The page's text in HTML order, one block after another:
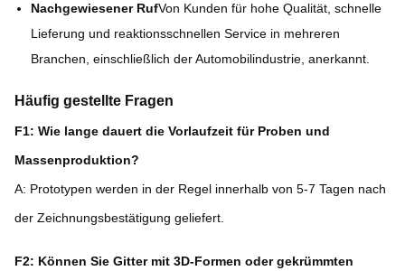
Nachgewiesener RufVon Kunden für hohe Qualität, schnelle
Lieferung und reaktionsschnellen Service in mehreren
Branchen, einschließlich der Automobilindustrie, anerkannt.
Häufig gestellte Fragen
F1: Wie lange dauert die Vorlaufzeit für Proben und
Massenproduktion?
A: Prototypen werden in der Regel innerhalb von 5-7 Tagen nach
der Zeichnungsbestätigung geliefert.
F2: Können Sie Gitter mit 3D-Formen oder gekrümmten